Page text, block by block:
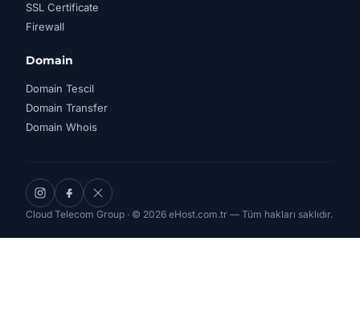
SSL Certificate
Firewall
Domain
Domain Tescil
Domain Transfer
Domain Whois
Cloud Telecom Group · © 2026 eHost.com.tr — Tüm hakları saklıdır.